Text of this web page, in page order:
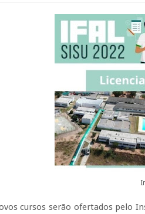
cursos serão ofertados pelo